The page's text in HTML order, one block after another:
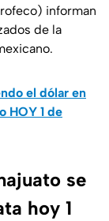
informan
de la
el dólar en
HOY 1 de
se
hoy 1